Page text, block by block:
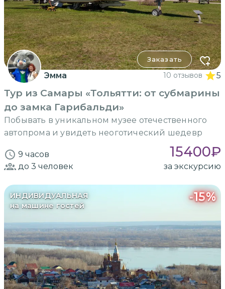
Заказать
Эмма 10 отзывов 5
Тур из Самары «Тольятти: от субмарины
до замка Гарибальди»
Побывать в уникальном музее отечественного
автопрома и увидеть неоготический шедевр
9 часов 15400₽
до 3 человек за экскурсию
ИНДИВИДУАЛЬНАЯ
на машине гостей
-15%